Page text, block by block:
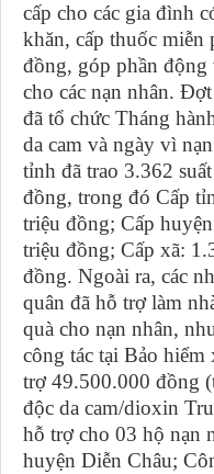
cấp cho các gia đình
khăn, cấp thuốc
đồng, góp phần động
cho các nạn nhân.
đã tổ chức Tháng
da cam và ngày vì
tỉnh đã trao 3.362
đồng, trong đó Cấp
triệu đồng; Cấp
triệu đồng; Cấp xã:
đồng. Ngoài ra, các
quân đã hỗ trợ làm
quà cho nạn nhân,
công tác tại Bảo
trợ 49.500.000 đồng
độc da cam/dioxin
hỗ trợ cho 03 hộ nạn
huyện Diễn Châu;